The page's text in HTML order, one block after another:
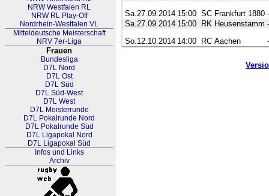
NRW Westfalen RL
NRW RL Play-Off
Nordrhein-Westfalen VL
Mitteldeutsche Meisterschaft
NRV 7er-Liga
Frauen
Bundesliga
D7L Nord
D7L Ost
D7L Süd
D7L Süd-West
D7L West
D7L Meisterrunde
D7L Pokalrunde Nord
D7L Pokalrunde Süd
D7L Ligapokal Nord
D7L Ligapokal Süd
Infos und Links
Archiv
Sa.27.09.2014 15:00 SC Frankfurt 1880 -
Sa.27.09.2014 15:00 RK Heusenstamm -
So.12.10.2014 14:00 RC Aachen -